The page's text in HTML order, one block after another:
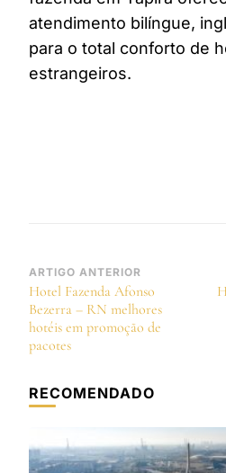
atendimento bilíngue,
para o total conforto de
estrangeiros.
Navegação
de
post
ARTIGO ANTERIOR
Hotel Fazenda Afonso
Bezerra – RN melhores
hotéis em promoção de
pacotes
RECOMENDADO